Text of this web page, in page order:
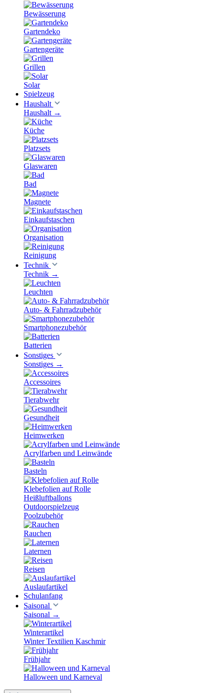
Bewässerung
Gartendeko
Gartengeräte
Grillen
Solar
Spielzeug
Haushalt
Haushalt →
Küche
Platzsets
Glaswaren
Bad
Magnete
Einkaufstaschen
Organisation
Reinigung
Technik
Technik →
Leuchten
Auto- & Fahrradzubehör
Smartphonezubehör
Batterien
Sonstiges
Sonstiges →
Accessoires
Tierabwehr
Gesundheit
Heimwerken
Acrylfarben und Leinwände
Basteln
Klebefolien auf Rolle
Heißluftballons
Outdoorspielzeug
Poolzubehör
Rauchen
Laternen
Reisen
Auslaufartikel
Schulanfang
Saisonal
Saisonal →
Winterartikel
Winter Textilien Kaschmir
Frühjahr
Halloween und Karneval